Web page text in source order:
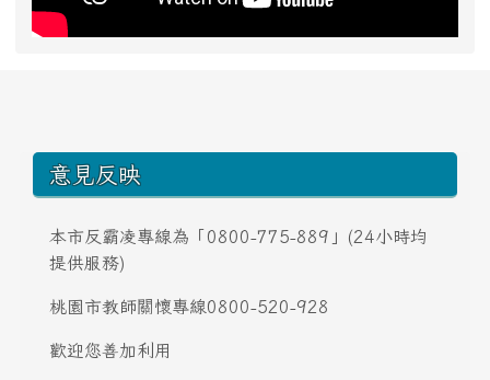
頁尾區域內容
意見反映
本市反霸凌專線為「0800-775-889」(24小時均
提供服務)
桃園市教師關懷專線0800-520-928
歡迎您善加利用